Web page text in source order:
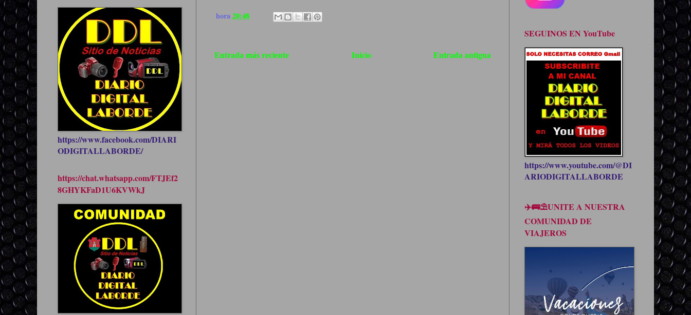
hora20:48
Entrada más reciente Entrada antigua
Inicio
https://www.facebook.com/DIARI
ODIGITALLABORDE/
https://chat.whatsapp.com/FTJEf2
8GHYKFaD1U6KVWkJ
SEGUINOS EN YouTube
https://www.youtube.com/@DI
ARIODIGITALLABORDE
✈️🚌⛱UNITE A NUESTRA
COMUNIDAD DE
VIAJEROS